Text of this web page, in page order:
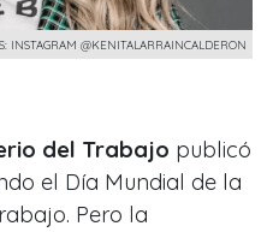
INSTAGRAM @KENITALARRAINCALDERON
del Trabajo publicó
el Día Mundial de la
Pero la